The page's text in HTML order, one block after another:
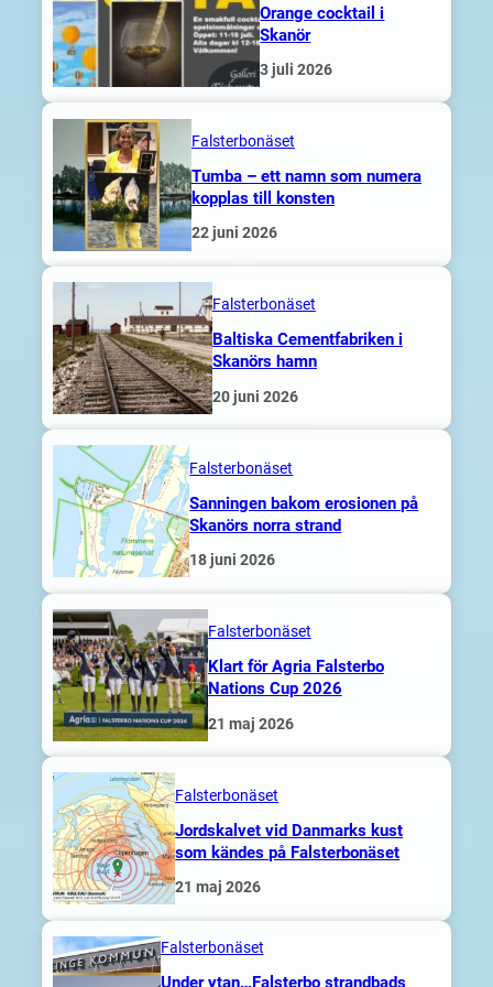
Orange cocktail i
Skanör
3 juli 2026
Falsterbonäset
Tumba – ett namn som numera
kopplas till konsten
22 juni 2026
Falsterbonäset
Baltiska Cementfabriken i
Skanörs hamn
20 juni 2026
Falsterbonäset
Sanningen bakom erosionen på
Skanörs norra strand
18 juni 2026
Falsterbonäset
Klart för Agria Falsterbo
Nations Cup 2026
21 maj 2026
Falsterbonäset
Jordskalvet vid Danmarks kust
som kändes på Falsterbonäset
21 maj 2026
Falsterbonäset
Under ytan…Falsterbo strandbads